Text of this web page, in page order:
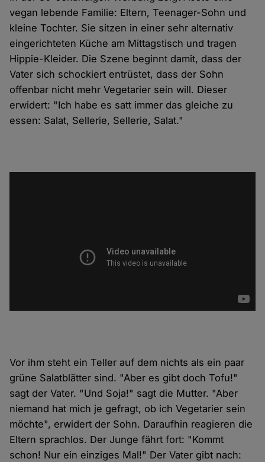
vegan lebende Familie: Eltern, Teenager-Sohn und
kleine Tochter. Sie sitzen in einer sehr alternativ
eingerichteten Küche am Mittagstisch und tragen
Hippie-Kleider. Die Szene beginnt damit, dass der
Vater sich schockiert entrüstet, dass der Sohn
offenbar nicht mehr Vegetarier sein will. Dieser
erwidert: "Ich habe es satt immer das gleiche zu
essen: Salat, Sellerie, Sellerie, Salat."
Vor ihm steht ein Teller auf dem nichts als ein paar
grüne Salatblätter sind. "Aber es gibt doch Tofu!"
sagt der Vater. "Und Soja!" sagt die Mutter. "Aber
niemand hat mich je gefragt, ob ich Vegetarier sein
möchte", erwidert der Sohn. Daraufhin reagieren die
Eltern sprachlos. Der Junge fährt fort: "Kommt
schon! Nur ein einziges Mal!" Der Vater gibt nach: